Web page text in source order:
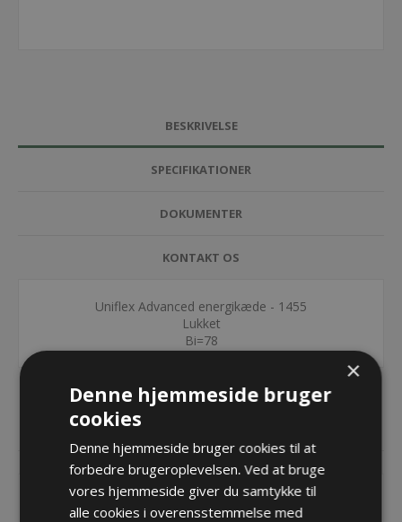
BESKRIVELSE
SPECIFIKATIONER
DOKUMENTER
KONTAKT OS
Uniflex Advanced energikæde - 1455
Lukket
Bi=78
RELATEREDE PRODUKTER
×
Denne hjemmeside bruger
cookies
Denne hjemmeside bruger cookies til at
forbedre brugeroplevelsen. Ved at bruge
vores hjemmeside giver du samtykke til
alle cookies i overensstemmelse med